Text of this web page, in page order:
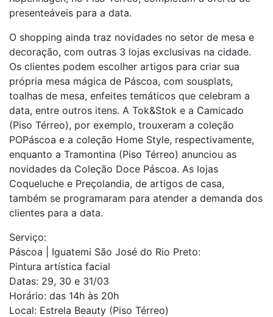
presenteáveis para a data.
O shopping ainda traz novidades no setor de mesa e
decoração, com outras 3 lojas exclusivas na cidade.
Os clientes podem escolher artigos para criar sua
própria mesa mágica de Páscoa, com sousplats,
toalhas de mesa, enfeites temáticos que celebram a
data, entre outros itens. A Tok&Stok e a Camicado
(Piso Térreo), por exemplo, trouxeram a coleção
POPáscoa e a coleção Home Style, respectivamente,
enquanto a Tramontina (Piso Térreo) anunciou as
novidades da Coleção Doce Páscoa. As lojas
Coqueluche e Preçolandia, de artigos de casa,
também se programaram para atender a demanda dos
clientes para a data.
Serviço:
Páscoa | Iguatemi São José do Rio Preto:
Pintura artística facial
Datas: 29, 30 e 31/03
Horário: das 14h às 20h
Local: Estrela Beauty (Piso Térreo)